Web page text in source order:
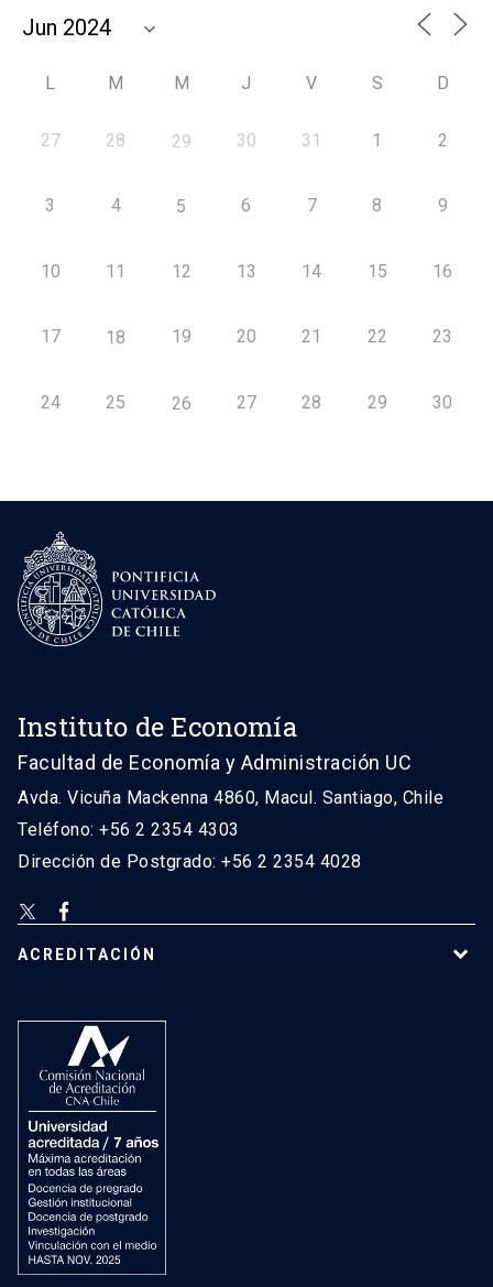
L M M J V S D
27 28 29 30 31 1 2
3 4 5 6 7 8 9
10 11 12 13 14 15 16
17 18 19 20 21 22 23
24 25 26 27 28 29 30
Instituto de Economía
Facultad de Economía y Administración UC
Avda. Vicuña Mackenna 4860, Macul. Santiago, Chile
Teléfono: +56 2 2354 4303
Dirección de Postgrado: +56 2 2354 4028
ACREDITACIÓN